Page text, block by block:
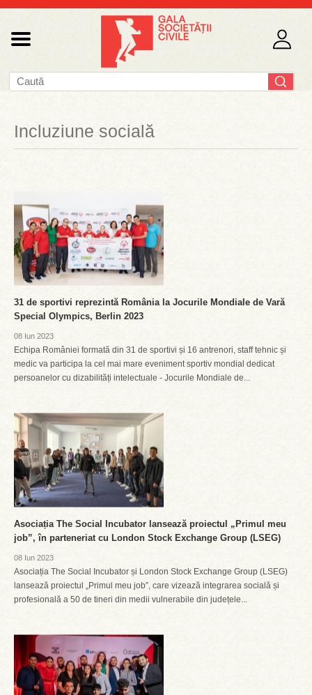
Incluziune socială
31 de sportivi reprezintă România la Jocurile Mondiale de Vară
Special Olympics, Berlin 2023
08 Iun 2023
Echipa României formată din 31 de sportivi și 16 antrenori, staff tehnic și
medic va participa la cel mai mare eveniment sportiv mondial dedicat
persoanelor cu dizabilități intelectuale - Jocurile Mondiale de...
Asociația The Social Incubator lansează proiectul „Primul meu
job”, în parteneriat cu London Stock Exchange Group (LSEG)
08 Iun 2023
Asociația The Social Incubator și London Stock Exchange Group (LSEG)
lansează proiectul „Primul meu job”, care vizează integrarea socială și
profesională a 50 de tineri din medii vulnerabile din județele...